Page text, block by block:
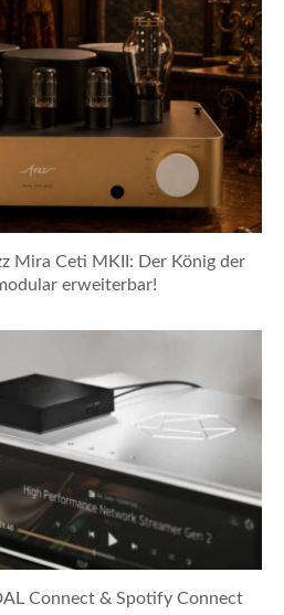
Mira Ceti MKII: Der König der
erweiterbar!
Connect & Spotify Connect